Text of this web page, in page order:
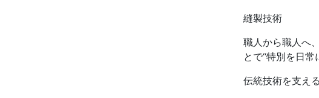
縫製技術
職人から職人へ
とで“特別を日常
伝統技術を支え